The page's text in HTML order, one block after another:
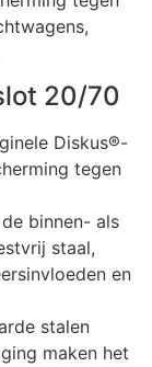
20/70
Diskus®-
tegen
binnen- als
staal,
en
stalen
maken het